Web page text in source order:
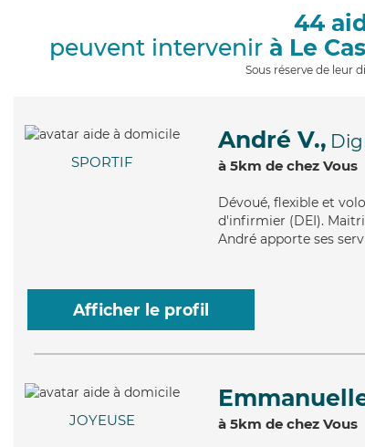
44
peuvent intervenir à Le
Sous réserve de leur
SPORTIF
André V.,
à 5km de chez Vous
Dévoué, flexible et
d'infirmier (DEI).
André apporte ses
Afficher le profil
JOYEUSE à 5km de chez Vous